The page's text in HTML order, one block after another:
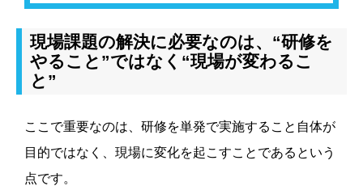
現場課題の解決に必要なのは、“研修を
やること”ではなく“現場が変わるこ
と”
ここで重要なのは、研修を単発で実施すること自体が
目的ではなく、現場に変化を起こすことであるという
点です。